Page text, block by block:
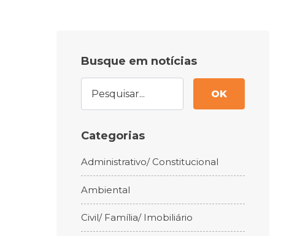
Busque em notícias
OK
Categorias
Administrativo/ Constitucional
Ambiental
Civil/ Família/ Imobiliário